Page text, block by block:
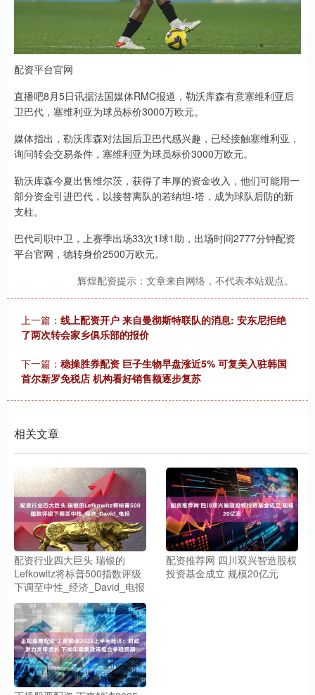
配资平台官网
直播吧8月5日讯据法国媒体RMC报道，勒沃库森有意塞维利亚后
卫巴代，塞维利亚为球员标价3000万欧元。
媒体指出，勒沃库森对法国后卫巴代感兴趣，已经接触塞维利亚，
询问转会交易条件，塞维利亚为球员标价3000万欧元。
勒沃库森今夏出售维尔茨，获得了丰厚的资金收入，他们可能用一
部分资金引进巴代，以接替离队的若纳坦-塔，成为球队后防的新
支柱。
巴代司职中卫，上赛季出场33次1球1助，出场时间2777分钟配资
平台官网，德转身价2500万欧元。
辉煌配资提示：文章来自网络，不代表本站观点。
上一篇： 线上配资开户 来自曼彻斯特联队的消息: 安东尼拒绝
了两次转会家乡俱乐部的报价
下一篇： 稳操胜券配资 巨子生物早盘涨近5% 可复美入驻韩国
首尔新罗免税店 机构看好销售额逐步复苏
相关文章
配资行业四大巨头 瑞银的
Lefkowitz将标普500指数评级
下调至中性_经济_David_电报
配资推荐网 四川双兴智造股权
投资基金成立 规模20亿元